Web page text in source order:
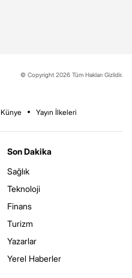
© Copyright 2026 Tüm Hakları Gizlidir.
Künye Yayın İlkeleri
Son Dakika
Sağlık
Teknoloji
Finans
Turizm
Yazarlar
Yerel Haberler